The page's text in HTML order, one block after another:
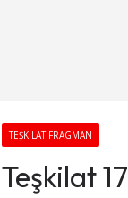
TEŞKILAT FRAGMAN
Teşkilat